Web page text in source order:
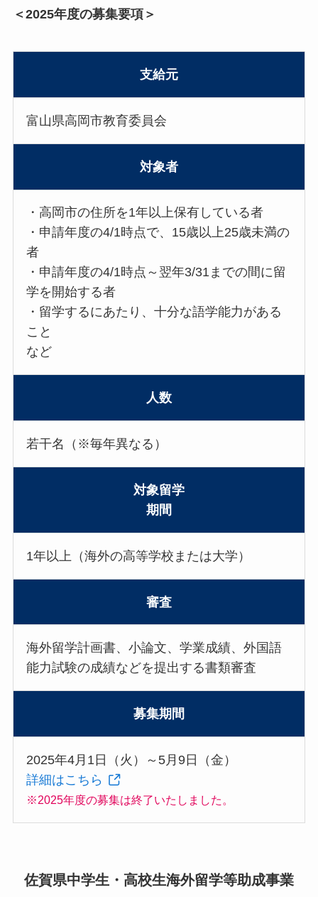
＜2025年度の募集要項＞
支給元
富山県高岡市教育委員会
対象者
・高岡市の住所を1年以上保有している者
・申請年度の4/1時点で、15歳以上25歳未満の
者
・申請年度の4/1時点～翌年3/31までの間に留
学を開始する者
・留学するにあたり、十分な語学能力がある
こと
など
人数
若干名（※毎年異なる）
対象留学
期間
1年以上（海外の高等学校または大学）
審査
海外留学計画書、小論文、学業成績、外国語
能力試験の成績などを提出する書類審査
募集期間
2025年4月1日（火）～5月9日（金）
詳細はこちら
※2025年度の募集は終了いたしました。
佐賀県中学生・高校生海外留学等助成事業